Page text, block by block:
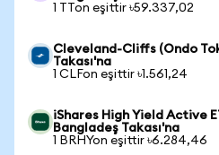
1 TTon eşittir ৳59.337,02
Cleveland-Cliffs (Ondo
Takası'na
1 CLFon eşittir ৳1.561,24
iShares High Yield Active
Bangladeş Takası'na
1 BRHYon eşittir ৳6.284,46